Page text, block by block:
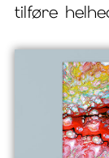
tilføre